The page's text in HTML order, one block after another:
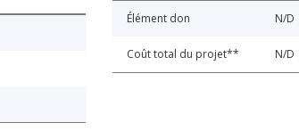
Élément don N/D
Coût total du projet** N/D